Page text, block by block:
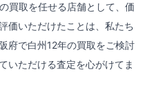
買取を任せる店舗として、価
価いただけたことは、私たち
府で白州12年の買取をご検討
いただける査定を心がけてま